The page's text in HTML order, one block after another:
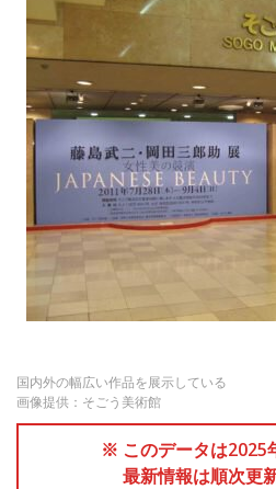
国内外の幅広い作品を展示している
画像提供：そごう美術館
※ このデータは2025
最新情報は順次更